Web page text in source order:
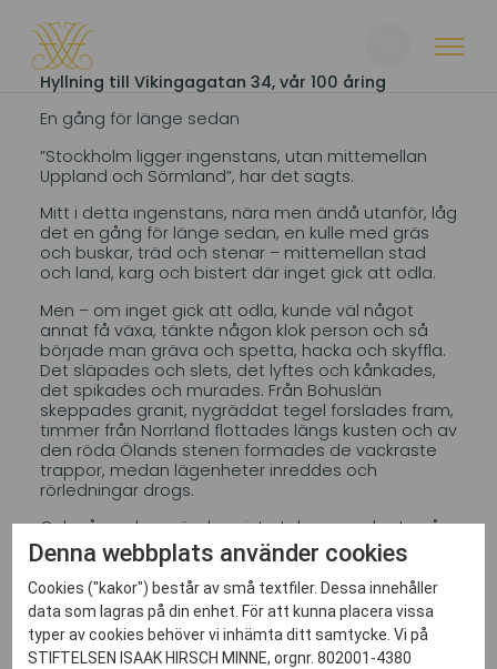
Hyllning till Vikingagatan 34, vår 100 åring
En gång för länge sedan
”Stockholm ligger ingenstans, utan mittemellan
Uppland och Sörmland”, har det sagts.
Mitt i detta ingenstans, nära men ändå utanför, låg
det en gång för länge sedan, en kulle med gräs
och buskar, träd och stenar – mittemellan stad
och land, karg och bistert där inget gick att odla.
Men – om inget gick att odla, kunde väl något
annat få växa, tänkte någon klok person och så
började man gräva och spetta, hacka och skyffla.
Det släpades och slets, det lyftes och kånkades,
det spikades och murades. Från Bohuslän
skeppades granit, nygräddat tegel forslades fram,
timmer från Norrland flottades längs kusten och av
den röda Ölands stenen formades de vackraste
trappor, medan lägenheter inreddes och
rörledningar drogs.
Och så en dag, när den sista takpannan lagts på
plats, stod hon där i all sin glans, mitt i
Rödabergen. Med putsade fönsterrutor och ny
smidda räcken. Hon har varit ett hem för många –
och är så fortfarande. Allt detta började en gång
för länge sedan – och i år fyller hon hundra. Lika
vacker nu som då!
Denna webbplats använder cookies
Cookies ("kakor") består av små textfiler. Dessa innehåller
data som lagras på din enhet. För att kunna placera vissa
typer av cookies behöver vi inhämta ditt samtycke. Vi på
STIFTELSEN ISAAK HIRSCH MINNE, orgnr. 802001-4380